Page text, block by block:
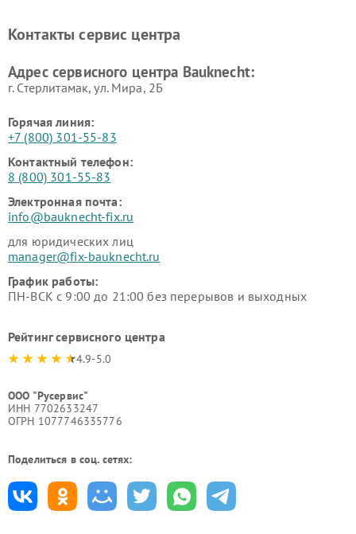
Контакты сервис центра
Адрес сервисного центра Bauknecht:
г. Стерлитамак, ул. Мира, 2Б
Горячая линия:
+7 (800) 301-55-83
Контактный телефон:
8 (800) 301-55-83
Электронная почта:
info@bauknecht-fix.ru
для юридических лиц
manager@fix-bauknecht.ru
График работы:
ПН-ВСК с 9:00 до 21:00 без перерывов и выходных
Рейтинг сервисного центра
4.9-5.0
ООО "Русервис"
ИНН 7702633247
ОГРН 1077746335776
Поделиться в соц. сетях: